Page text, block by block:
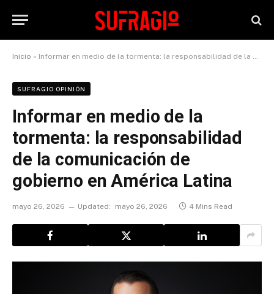
Inicio » Informar en medio de la tormenta: la responsabilidad de la comunicación de gobierno en América Latina
SUFRAGIO OPINIÓN
Informar en medio de la
tormenta: la responsabilidad
de la comunicación de
gobierno en América Latina
mayo 26, 2026 Updated: mayo 26, 2026 4 Mins Read